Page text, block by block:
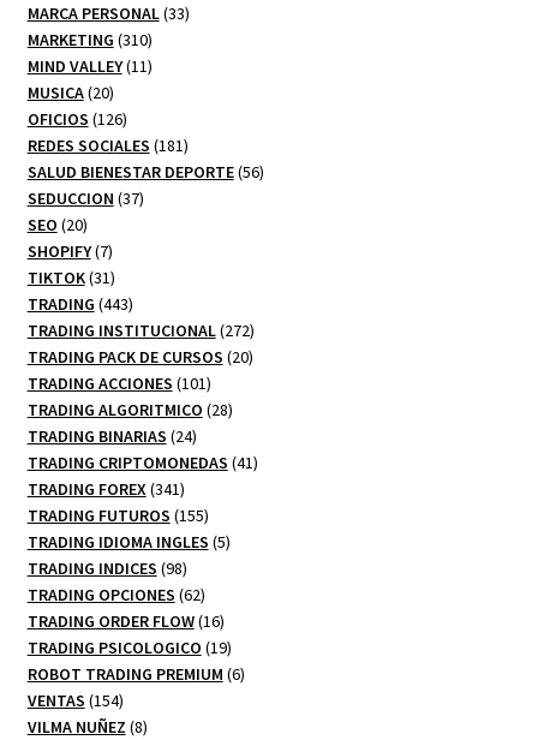
productos
MARCA PERSONAL 3333
MARKETING 310310
productos
MIND VALLEY 1111
MUSICA 2020
productos
OFICIOS 126126
productos
REDES SOCIALES 181181
productos
SALUD BIENESTAR DEPORTE 5656
SEDUCCION 3737
SEO 2020
productos
SHOPIFY 77
productos
TIKTOK 3131
productos
TRADING 443443
productos
TRADING INSTITUCIONAL 272272
productos
TRADING PACK DE CURSOS 2020
TRADING ACCIONES 101101
productos
TRADING ALGORITMICO 2828
TRADING BINARIAS 2424
productos
TRADING CRIPTOMONEDAS 4141
TRADING FOREX 341341
productos
TRADING FUTUROS 155155
productos
TRADING IDIOMA INGLES 55
TRADING INDICES 9898
productos
TRADING OPCIONES 6262
productos
TRADING ORDER FLOW 1616
productos
TRADING PSICOLOGICO 1919
productos
ROBOT TRADING PREMIUM 66
VENTAS 154154
productos
VILMA NUÑEZ 88